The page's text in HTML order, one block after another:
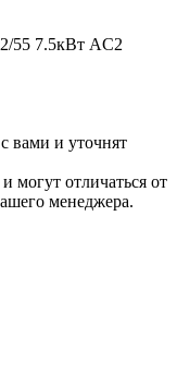
55 7.5кВт AC2
вами и уточнят
могут отличаться от
менеджера.